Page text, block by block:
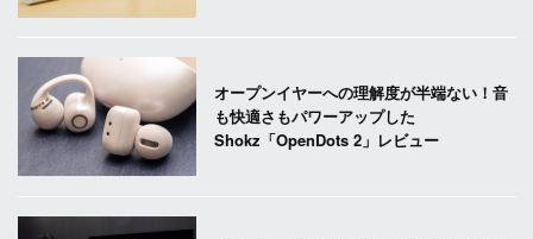
オープンイヤーへの理解度が半端ない！音
も快適さもパワーアップした
Shokz「OpenDots 2」レビュー